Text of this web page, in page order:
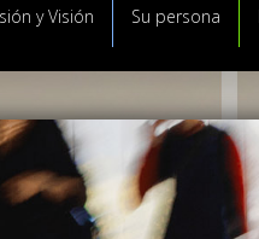
y Visión Su persona